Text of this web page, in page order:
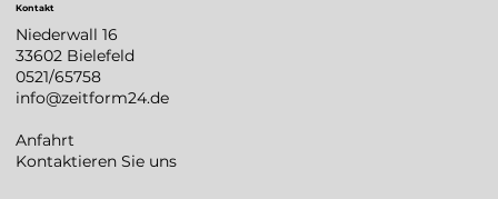
Kontakt
Niederwall 16
33602 Bielefeld
0521/65758
info@zeitform24.de
Anfahrt
Kontaktieren Sie uns